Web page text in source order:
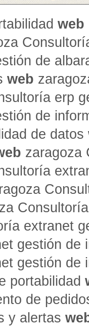
web
de
web
erp
de
de datos
zaragoza
extranet
gestión de
gestión de
portabilidad
de
y alertas